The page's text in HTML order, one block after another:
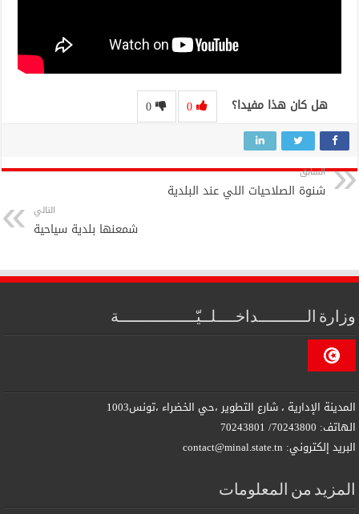
هل كان هذا مفيدا؟ 0
0
السابق
شنوة الصلاحيات اللي عند البلدية
التالي
شمعنها بلدية سياحية
وزارة الــــــــــداخــــلــيّــــــــــــــــة
المدينة الإدارية ، شارع التطوير ،حي الخضراء ،تونس1003
الهاتف: 70243800/ 70243801
البريد إلكتروني: contact@minal.state.tn
المزيد من المعلومات